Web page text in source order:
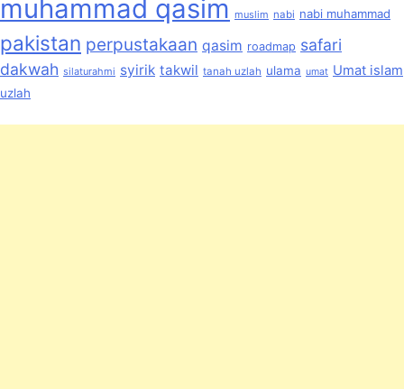
muhammad qasim muslim nabi nabi muhammad
pakistan perpustakaan qasim roadmap safari
dakwah silaturahmi syirik takwil tanah uzlah ulama umat Umat islam
uzlah